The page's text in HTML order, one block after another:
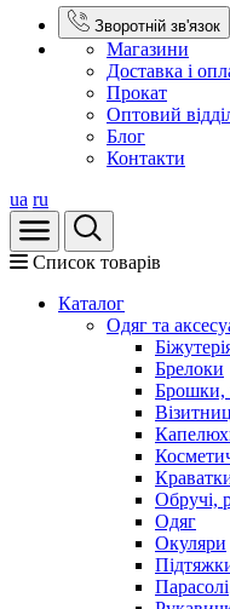
Зворотній зв'язок
Магазини
Доставка і
Прокат
Оптовий
Блог
Контакти
ua ru
Список товарів
Каталог
Oдяг та
Брелоки
Брошки,
Обручі,
Одяг
Окуляри
Парасолі